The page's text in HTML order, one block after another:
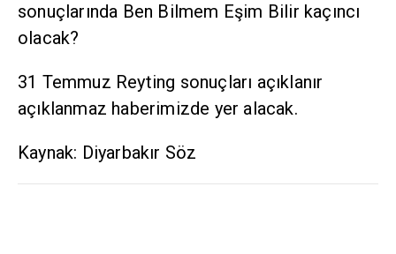
sonuçlarında Ben Bilmem Eşim Bilir kaçıncı
olacak?
31 Temmuz Reyting sonuçları açıklanır
açıklanmaz haberimizde yer alacak.
Kaynak: Diyarbakır Söz